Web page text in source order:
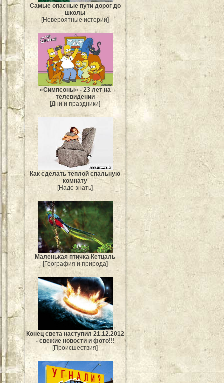
Самые опасные пути дорог до
школы
[Невероятные истории]
«Симпсоны» - 23 лет на
телевидении
[Дни и праздники]
Как сделать теплой спальную
комнату
[Надо знать]
Маленькая птичка Кетцаль
[География и природа]
Конец света наступил 21.12.2012
- свежие новости и фото!!!
[Происшествия]